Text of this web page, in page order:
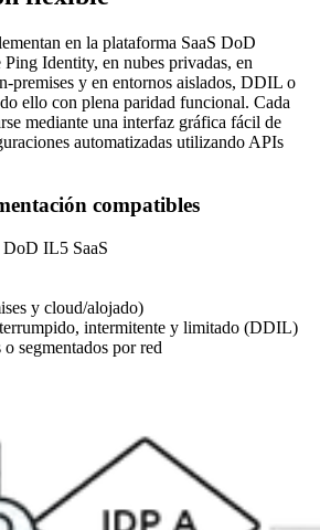
en la plataforma SaaS DoD
Identity, en nubes privadas, en
premises y en entornos aislados, DDIL o
ello con plena paridad funcional. Cada
mediante una interfaz gráfica fácil de
automatizadas utilizando APIs
compatibles
IL5 SaaS
y cloud/alojado)
intermitente y limitado (DDIL)
segmentados por red